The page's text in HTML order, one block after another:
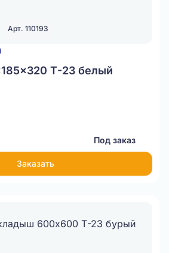
Арт. 110193
Т-23 белый
Под заказ
Заказать